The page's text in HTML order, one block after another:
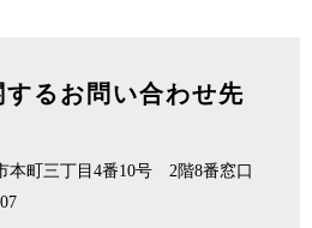
るお問い合わせ先
本町三丁目4番10号 2階8番窓口